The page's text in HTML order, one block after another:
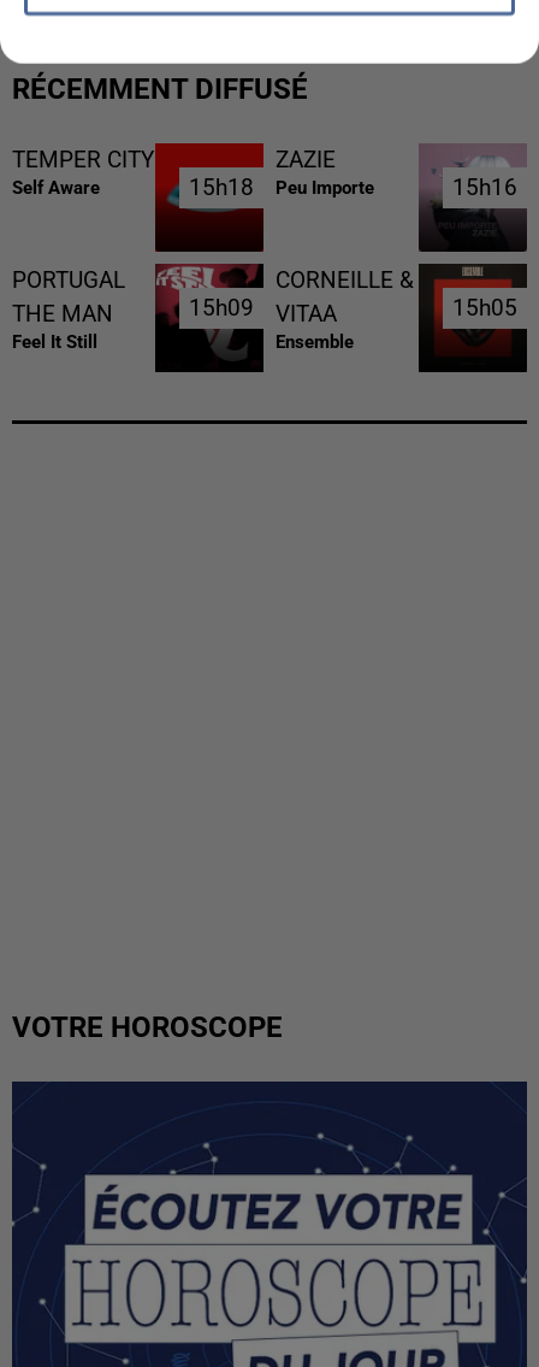
RÉCEMMENT DIFFUSÉ
TEMPER CITY
Self Aware 15h18
15h18
ZAZIE
Peu Importe 15h16
15h16
PORTUGAL
THE MAN
Feel It Still
15h09
15h09
CORNEILLE &
VITAA
Ensemble
15h05
15h05
VOTRE HOROSCOPE